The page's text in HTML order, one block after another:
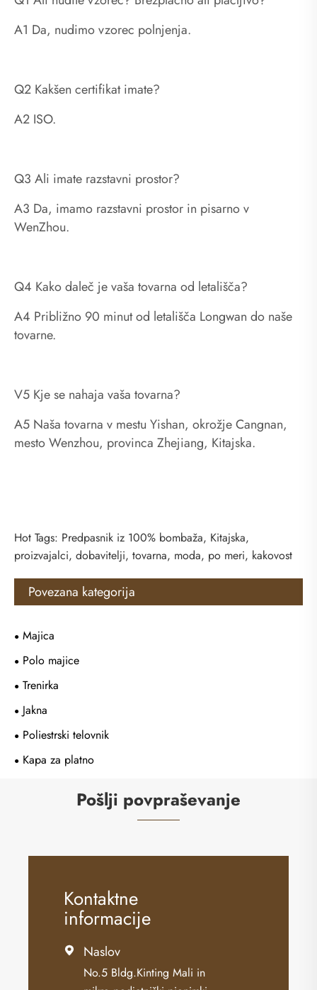
A1 Da, nudimo vzorec polnjenja.
Q2 Kakšen certifikat imate?
A2 ISO.
Q3 Ali imate razstavni prostor?
A3 Da, imamo razstavni prostor in pisarno v
WenZhou.
Q4 Kako daleč je vaša tovarna od letališča?
A4 Približno 90 minut od letališča Longwan do naše
tovarne.
V5 Kje se nahaja vaša tovarna?
A5 Naša tovarna v mestu Yishan, okrožje Cangnan,
mesto Wenzhou, provinca Zhejiang, Kitajska.
Hot Tags: Predpasnik iz 100% bombaža, Kitajska,
proizvajalci, dobavitelji, tovarna, moda, po meri, kakovost
Povezana kategorija
Majica
Polo majice
Trenirka
Jakna
Poliestrski telovnik
Kapa za platno
Pošlji povpraševanje
Kontaktne
informacije
 Naslov
No.5 Bldg.Kinting Mali in